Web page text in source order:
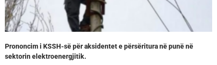
Prononcim i KSSH-së për aksidentet e përsëritura në punë në
sektorin elektroenergjitik.